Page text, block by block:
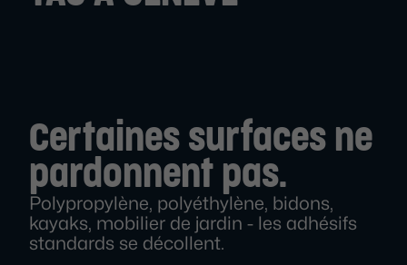
Certaines surfaces ne
pardonnent pas.
Polypropylène, polyéthylène, bidons,
kayaks, mobilier de jardin - les adhésifs
standards se décollent.